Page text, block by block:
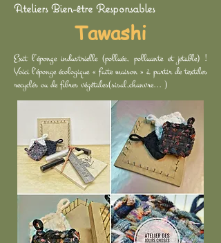
Ateliers Bien-être Responsables
Tawashi
Exit l’éponge industrielle (polluée, polluante et jetable) !
Voici l'éponge écologique « faite maison » à partir de textiles
recyclés ou de fibres végétales(sisal,chanvre... )